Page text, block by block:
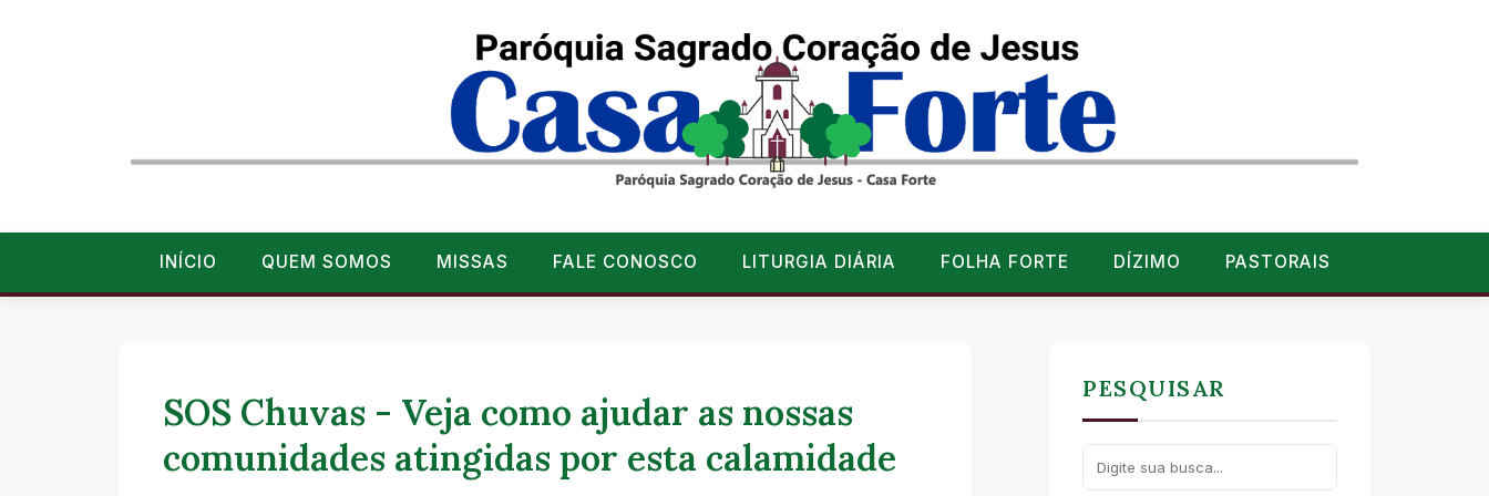
INÍCIO QUEM SOMOS MISSAS FALE CONOSCO LITURGIA DIÁRIA FOLHA FORTE DÍZIMO PASTORAIS
SOS Chuvas - Veja como ajudar as nossas
comunidades atingidas por esta calamidade
PESQUISAR